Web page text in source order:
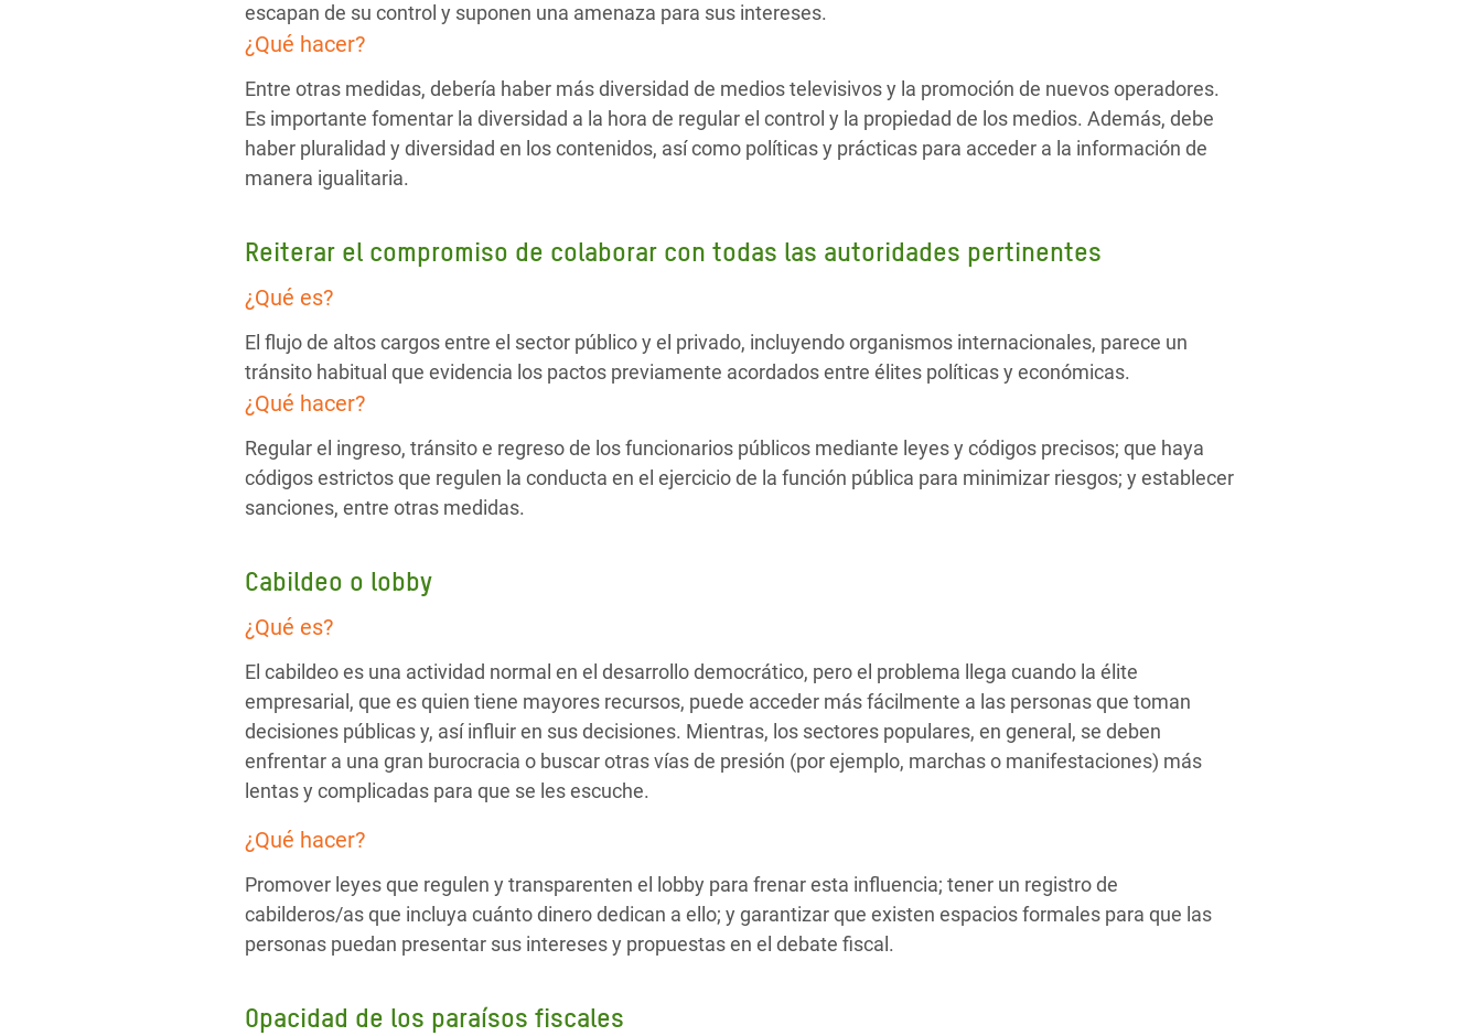
escapan de su control y suponen una amenaza para sus intereses.
¿Qué hacer?
Entre otras medidas, debería haber más diversidad de medios televisivos y la promoción de nuevos operadores.
Es importante fomentar la diversidad a la hora de regular el control y la propiedad de los medios. Además, debe
haber pluralidad y diversidad en los contenidos, así como políticas y prácticas para acceder a la información de
manera igualitaria.
Reiterar el compromiso de colaborar con todas las autoridades pertinentes
¿Qué es?
El flujo de altos cargos entre el sector público y el privado, incluyendo organismos internacionales, parece un
tránsito habitual que evidencia los pactos previamente acordados entre élites políticas y económicas.
¿Qué hacer?
Regular el ingreso, tránsito e regreso de los funcionarios públicos mediante leyes y códigos precisos; que haya
códigos estrictos que regulen la conducta en el ejercicio de la función pública para minimizar riesgos; y establecer
sanciones, entre otras medidas.
Cabildeo o lobby
¿Qué es?
El cabildeo es una actividad normal en el desarrollo democrático, pero el problema llega cuando la élite
empresarial, que es quien tiene mayores recursos, puede acceder más fácilmente a las personas que toman
decisiones públicas y, así influir en sus decisiones. Mientras, los sectores populares, en general, se deben
enfrentar a una gran burocracia o buscar otras vías de presión (por ejemplo, marchas o manifestaciones) más
lentas y complicadas para que se les escuche.
¿Qué hacer?
Promover leyes que regulen y transparenten el lobby para frenar esta influencia; tener un registro de
cabilderos/as que incluya cuánto dinero dedican a ello; y garantizar que existen espacios formales para que las
personas puedan presentar sus intereses y propuestas en el debate fiscal.
Opacidad de los paraísos fiscales